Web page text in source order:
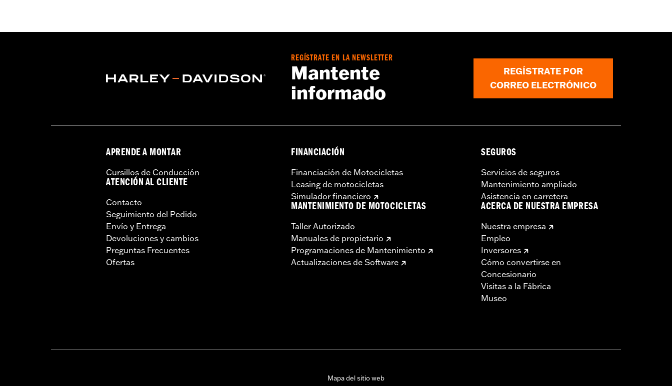
cromadas de maletas N/P 90839-93A, 91216-97, rieles Electra Glo™ Light, maletas de cuero N/P 90652- 94A, 90843-93 o con riel de
Tiras de relleno izquierdo y derecho, y toda la tornillería necesaria
REGÍSTRATE EN LA NEWSLETTER
Mantente
informado
REGÍSTRATE POR
CORREO ELECTRÓNICO
APRENDE A MONTAR
Cursillos de Conducción
ATENCIÓN AL CLIENTE
Contacto
Seguimiento del Pedido
Envío y Entrega
Devoluciones y cambios
Preguntas Frecuentes
Ofertas
FINANCIACIÓN
Financiación de Motocicletas
Leasing de motocicletas
Simulador financiero
MANTENIMIENTO DE MOTOCICLETAS
Taller Autorizado
Manuales de propietario
Programaciones de Mantenimiento
Actualizaciones de Software
SEGUROS
Servicios de seguros
Mantenimiento ampliado
Asistencia en carretera
ACERCA DE NUESTRA EMPRESA
Nuestra empresa
Empleo
Inversores
Cómo convertirse en
Concesionario
Visitas a la Fábrica
Museo
Mapa del sitio web